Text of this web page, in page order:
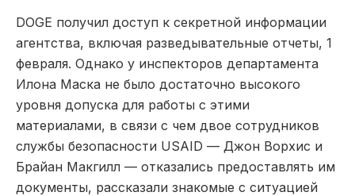
DOGE получил доступ к секретной информации
агентства, включая разведывательные отчеты, 1
февраля. Однако у инспекторов департамента
Илона Маска не было достаточно высокого
уровня допуска для работы с этими
материалами, в связи с чем двое сотрудников
службы безопасности USAID — Джон Ворхис и
Брайан Макгилл — отказались предоставлять им
документы, рассказали знакомые с ситуацией